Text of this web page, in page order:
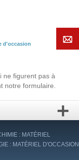
d'occasion
ne figurent pas à
notre formulaire.
: MATÉRIEL
: MATÉRIEL D'OCCASION